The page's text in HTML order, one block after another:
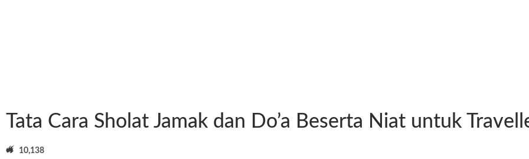
Tata Cara Sholat Jamak dan Do’a Beserta Niat untuk
10,138